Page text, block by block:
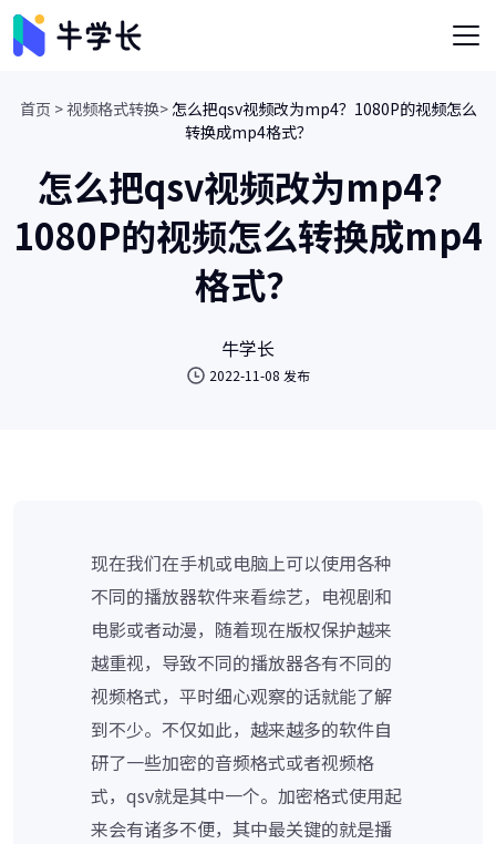
首页 >视频格式转换> 怎么把qsv视频改为mp4？1080P的视频怎么
转换成mp4格式？
怎么把qsv视频改为mp4？
1080P的视频怎么转换成mp4
格式？
牛学长
2022-11-08 发布
现在我们在手机或电脑上可以使用各种
不同的播放器软件来看综艺，电视剧和
电影或者动漫，随着现在版权保护越来
越重视，导致不同的播放器各有不同的
视频格式，平时细心观察的话就能了解
到不少。不仅如此，越来越多的软件自
研了一些加密的音频格式或者视频格
式，qsv就是其中一个。加密格式使用起
来会有诸多不便，其中最关键的就是播